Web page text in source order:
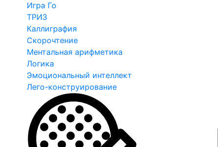
Игра Го
ТРИЗ
Каллиграфия
Скорочтение
Ментальная арифметика
Логика
Эмоциональный интеллект
Лего-конструирование